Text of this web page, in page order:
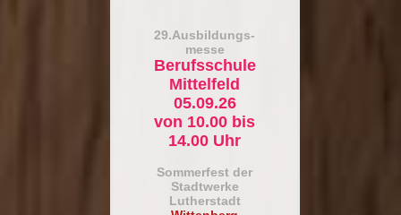
29.Ausbildungs-
messe
Berufsschule
Mittelfeld
05.09.26
von 10.00 bis
14.00 Uhr
Sommerfest der
Stadtwerke
Lutherstadt